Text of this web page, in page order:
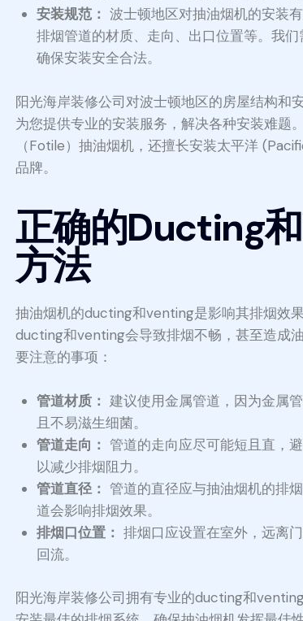
安装规范： 波士顿地区对抽油烟机的安装
排烟管道的材质、走向、出口位置等。我们
确保安装安全合法。
阳光海岸装修公司对波士顿地区的房屋结构和
为您提供专业的安装服务，解决各种安装难题
（Fotile）抽油烟机，还擅长安装太平洋
品牌。
正确的Ducting
方法
抽油烟机的ducting和venting是影响其排烟效
ducting和venting会导致排烟不畅，甚至造成
要注意的事项：
管道材质： 建议使用金属管道，因为金属
且不易滋生细菌。
管道走向： 管道的走向应尽可能短且直，
以减少排烟阻力。
管道直径： 管道的直径应与抽油烟机的排
道会影响排烟效果。
排烟口位置： 排烟口应设置在室外，远离
回流。
阳光海岸装修公司拥有专业的ducting和